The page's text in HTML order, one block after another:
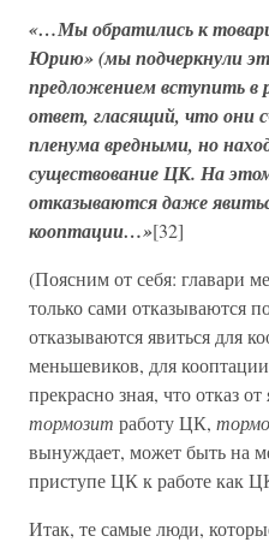
«…Мы обратились к
Юрию» (мы подчеркнули
предложением вступить в
ответ, гласящий, что они
пленума вредными, но
существование ЦК. На
отказываются даже
кооптации…»[32]
(Поясним от себя: главари
только сами отказываются
отказываются явиться для
меньшевиков, для
прекрасно зная, что отказ
тормозит работу ЦК,
вынуждает, может быть на
приступе ЦК к работе как
Итак, те самые люди,